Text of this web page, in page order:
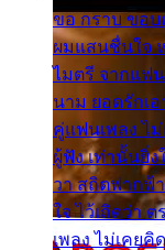
ขอ กราบ ขอ
ผมแสนชื่นใจ ห
ไมตรี จากแฟ
นาม ยอดรักเอ
คู่แฟนเพลง ไ
ผู้ฟัง เท่านั้นยิ่
วา สถิตฟากฟ้
ใจ ไว้เถิดว่า
เพลง ไม่เคย